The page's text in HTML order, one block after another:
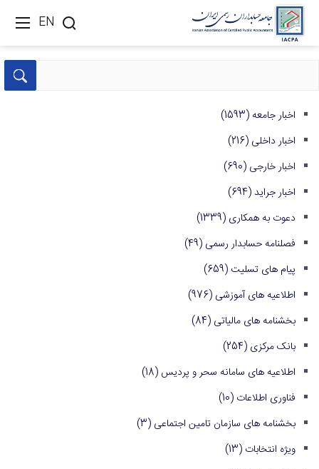
EN
اخبار جامعه (1593)
اخبار داخلی (216)
اخبار خارجی (690)
اخبار جراید(694)
دعوت به همکاری (1339)
فصلنامه حسابدار رسمی (49)
پیام های تسلیت (659)
اطلاعیه های آموزشی (976)
بخشنامه های مالیاتی (84)
بانک مرکزی (254)
اطلاعیه های سامانه سحر و پردیس (18)
فناوری اطلاعات (10)
بخشنامه های سازمان تامین اجتماعی (3)
ویژه انتخابات (13)